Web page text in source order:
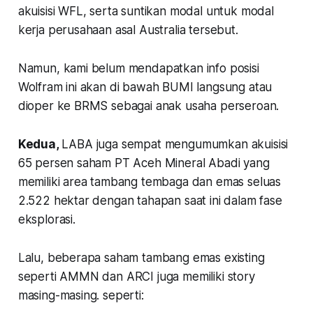
akuisisi WFL, serta suntikan modal untuk modal
kerja perusahaan asal Australia tersebut.
Namun, kami belum mendapatkan info posisi
Wolfram ini akan di bawah BUMI langsung atau
dioper ke BRMS sebagai anak usaha perseroan.
Kedua, LABA juga sempat mengumumkan akuisisi
65 persen saham PT Aceh Mineral Abadi yang
memiliki area tambang tembaga dan emas seluas
2.522 hektar dengan tahapan saat ini dalam fase
eksplorasi.
Lalu, beberapa saham tambang emas existing
seperti AMMN dan ARCI juga memiliki story
masing-masing. seperti: